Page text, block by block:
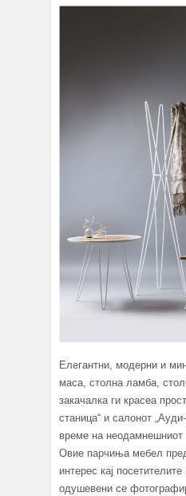
Eлегантни, модерни и
маса, столна ламба,
закачалка ги красеа
станица“ и салонот
време на неодамнешниот
Овие парчиња мебел
интерес кај
одушевени се